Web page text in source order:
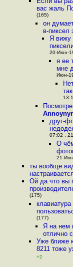
вас жаль
(165)
он
в-пиксел
Я вижу
20-Июн-
я ее
мне
Июн-
друг-
07:02 ,
О
21-
ты вообще
Ой да что вы
(175)
(177)
Я на нем
отлично
Уже ближе
8211 тоже
+2